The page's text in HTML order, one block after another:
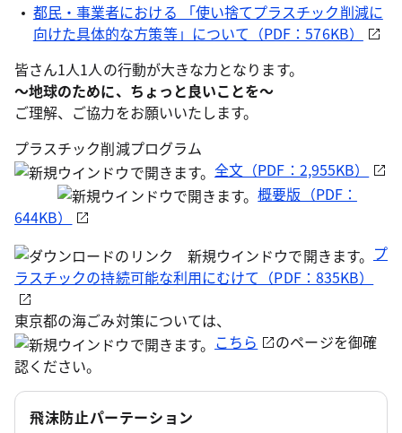
都民・事業者における 「使い捨てプラスチック削減に
向けた具体的な方策等」について（PDF：576KB）
皆さん1人1人の行動が大きな力となります。
～地球のために、ちょっと良いことを～
ご理解、ご協力をお願いいたします。
プラスチック削減プログラム
全文（PDF：2,955KB）
概要版（PDF：
644KB）
プ
ラスチックの持続可能な利用にむけて（PDF：835KB）
東京都の海ごみ対策については、
こちら
のページを御確
認ください。
飛沫防止パーテーション